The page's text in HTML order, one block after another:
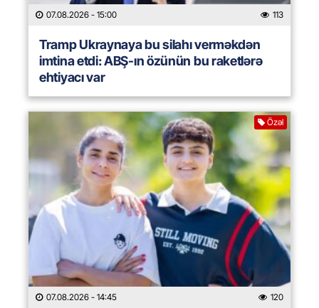
07.08.2026 - 15:00 113
Tramp Ukraynaya bu silahı verməkdən
imtina etdi: ABŞ-ın özünün bu raketlərə
ehtiyacı var
Özəl
07.08.2026 - 14:45 120